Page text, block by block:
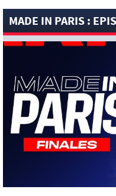
[News-Pros]Rumeur :
4 AOÛT 2026
(Officiel)
[News-Anciens]
(Foot Mercato)
[News-Formation]
(L’Equipe)
[News-Pros]Rumeur :
Rumeur :
(De Telegraaf)
MADE IN PARIS :